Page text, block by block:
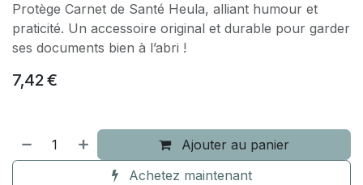
Protège Carnet de Santé Heula, alliant humour et
praticité. Un accessoire original et durable pour garder
ses documents bien à l’abri !
7,42€
Ajouter au panier
Achetez maintenant